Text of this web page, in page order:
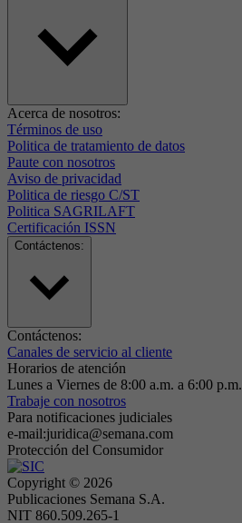
Acerca de nosotros:
Términos de uso
Politica de tratamiento de datos
Paute con nosotros
Aviso de privacidad
Politica de riesgo C/ST
Politica SAGRILAFT
Certificación ISSN
Contáctenos:
Contáctenos:
Canales de servicio al cliente
Horarios de atención
Lunes a Viernes de 8:00 a.m. a 6:00 p.m.
Trabaje con nosotros
Para notificaciones judiciales
e-mail:juridica@semana.com
Protección del Consumidor
Copyright © 2026
Publicaciones Semana S.A.
NIT 860.509.265-1